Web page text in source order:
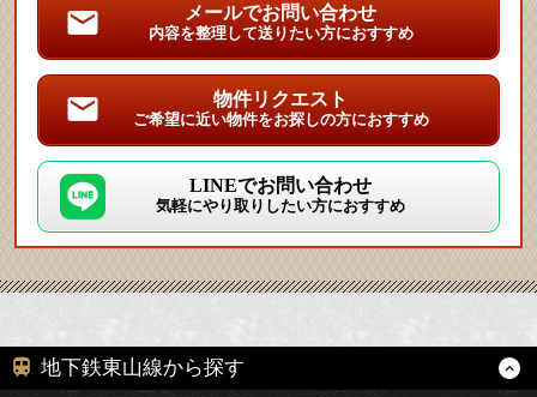
メールでお問い合わせ
内容を整理して送りたい方におすすめ
物件リクエスト
ご希望に近い物件をお探しの方におすすめ
LINEでお問い合わせ
気軽にやり取りしたい方におすすめ
地下鉄東山線から探す